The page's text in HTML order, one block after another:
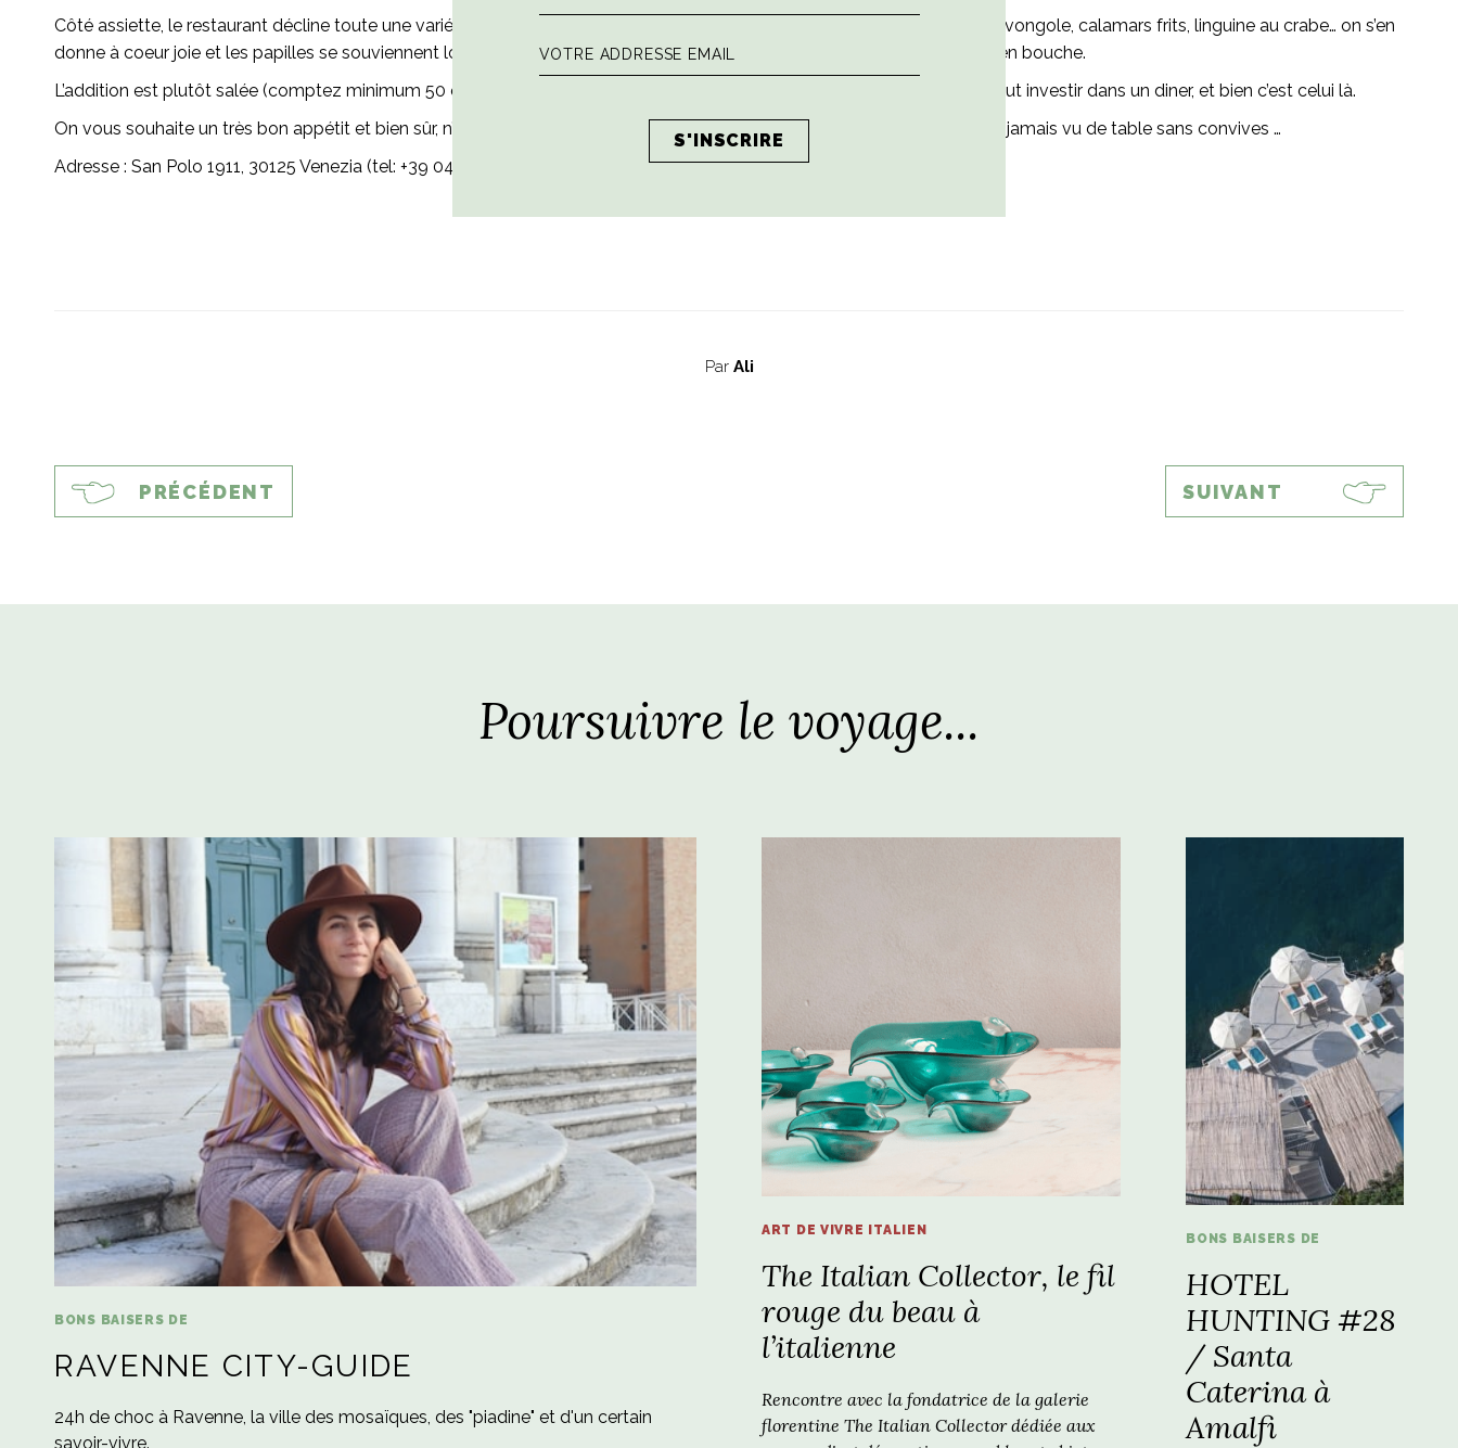
Côté assiette, le restaurant décline toute une variété de
poissons pêchés le matin-même: carpaccio de thon, pâtes aux vongole, calamars frits, linguine au crabe… on s’en
donne à coeur joie et les papilles se souviennent longtemps après avoir posé la fourchette de la délicatesse des mets en bouche.
L’addition est plutôt salée (comptez minimum 50 euros par tête, surtout si vous choisissez un bon vin blanc) mais si il faut investir dans un diner, et bien c’est celui là.
On vous souhaite un très bon appétit et bien sûr, n’oubliez pas de réserver ! À l’Antiche Carampane, nous n’avons encore jamais vu de table sans convives …
Adresse : San Polo 1911, 30125 Venezia (tel: +39 041 5240165) fermé dimanche et lundi.
Par Ali
PRÉCÉDENT SUIVANT
Poursuivre le voyage...
BONS BAISERS DE
RAVENNE CITY-GUIDE
24h de choc à Ravenne, la ville des mosaïques, des "piadine" et d'un certain
savoir-vivre.
ART DE VIVRE ITALIEN
The Italian Collector, le fil
rouge du beau à
l’italienne
Rencontre avec la fondatrice de la galerie
florentine The Italian Collector dédiée aux
BONS BAISERS DE
HOTEL
HUNTING #28
/ Santa
Caterina à
Amalfi